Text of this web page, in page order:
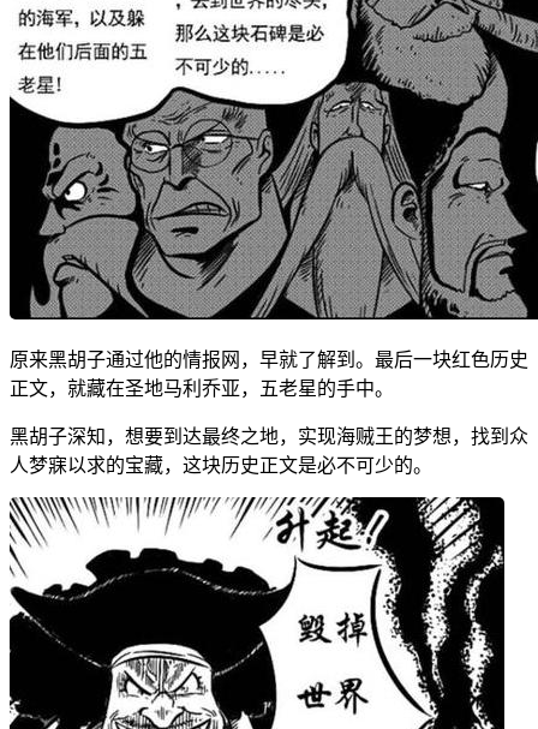
原来黑胡子通过他的情报网，早就了解到。最后一块红色历史
正文，就藏在圣地马利乔亚，五老星的手中。
黑胡子深知，想要到达最终之地，实现海贼王的梦想，找到众
人梦寐以求的宝藏，这块历史正文是必不可少的。